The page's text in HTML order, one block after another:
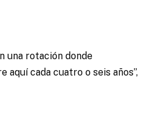
una rotación donde
aquí cada cuatro o seis años”,